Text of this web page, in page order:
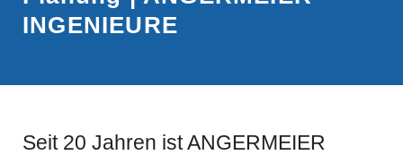
INGENIEURE
Seit 20 Jahren ist ANGERMEIER